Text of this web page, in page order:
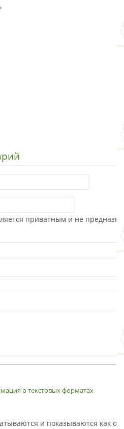
приватным и не
о текстовых форматах
и показываются как